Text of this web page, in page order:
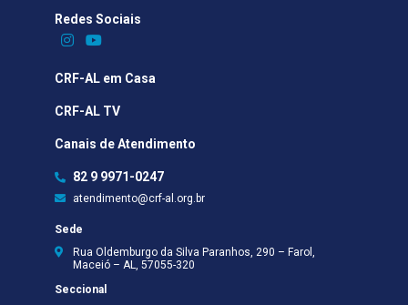
Redes Sociais​
CRF-AL em Casa
CRF-AL TV
Canais de Atendimento
82 9 9971-0247
atendimento@crf-al.org.br
Sede
Rua Oldemburgo da Silva Paranhos, 290 – Farol,
Maceió – AL, 57055-320
Seccional